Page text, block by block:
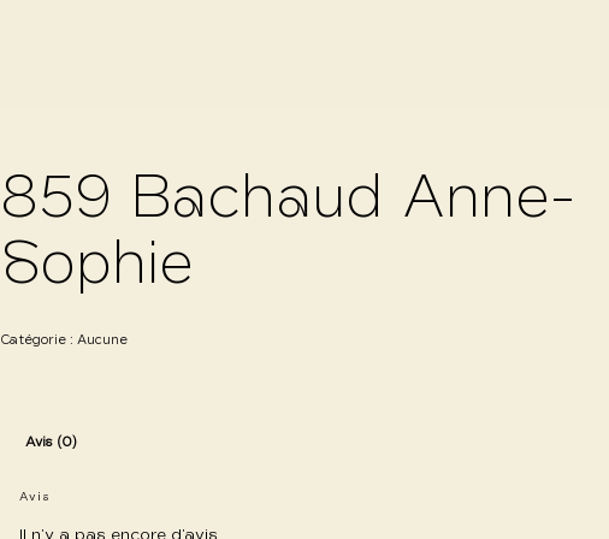
859 Bachaud Anne-
Sophie
Catégorie : Aucune
Avis (0)
Avis
Il n’y a pas encore d’avis.